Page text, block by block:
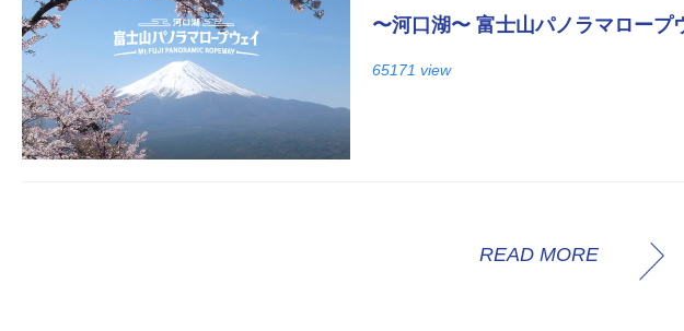
〜河口湖〜 富士山パノラマロー
65171 view
READ MORE